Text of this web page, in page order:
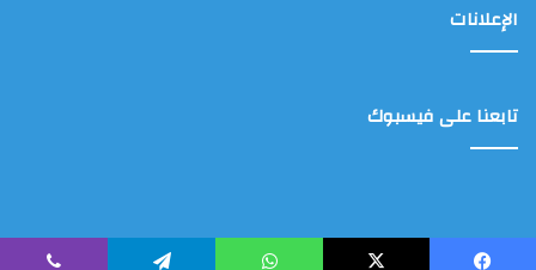
الإعلانات
تابعنا على فيسبوك